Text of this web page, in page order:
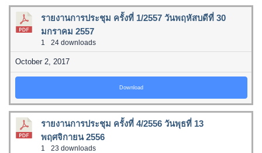
รายงานการประชุม ครั้งที่ 1/2557 วันพฤหัสบดีที่ 30
มกราคม 2557
1 24 downloads
October 2, 2017
Download
รายงานการประชุม ครั้งที่ 4/2556 วันพุธที่ 13
พฤศจิกายน 2556
1 23 downloads